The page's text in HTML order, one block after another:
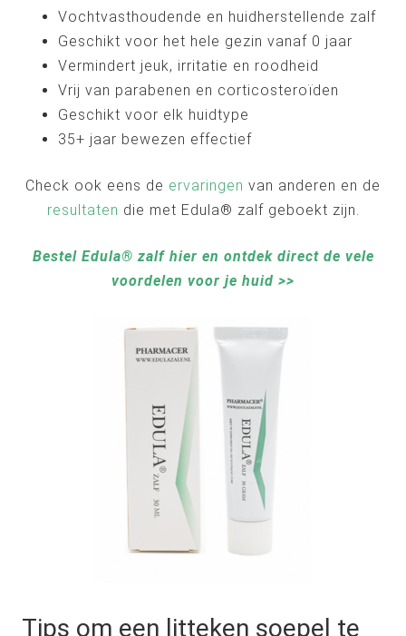
Vochtvasthoudende en huidherstellende zalf
Geschikt voor het hele gezin vanaf 0 jaar
Vermindert jeuk, irritatie en roodheid
Vrij van parabenen en corticosteroïden
Geschikt voor elk huidtype
35+ jaar bewezen effectief
Check ook eens de ervaringen van anderen en de
resultaten die met Edula® zalf geboekt zijn.
Bestel Edula® zalf hier en ontdek direct de vele
voordelen voor je huid >>
Tips om een litteken soepel te